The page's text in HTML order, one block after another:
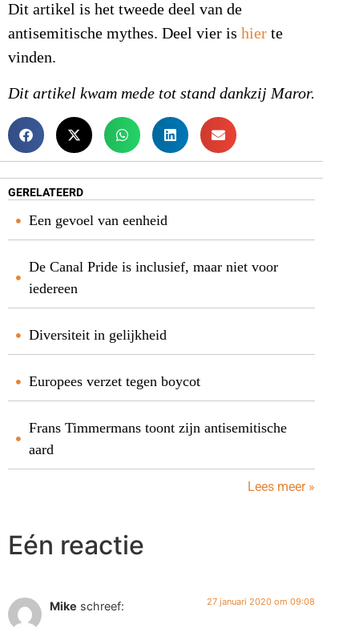
Dit artikel is het tweede deel van de
antisemitische mythes. Deel vier is hier te
vinden.
Dit artikel kwam mede tot stand dankzij Maror.
GERELATEERD
Een gevoel van eenheid
De Canal Pride is inclusief, maar niet voor
iedereen
Diversiteit in gelijkheid
Europees verzet tegen boycot
Frans Timmermans toont zijn antisemitische
aard
Lees meer »
Eén reactie
Mike schreef: 27 januari 2020 om 09:08